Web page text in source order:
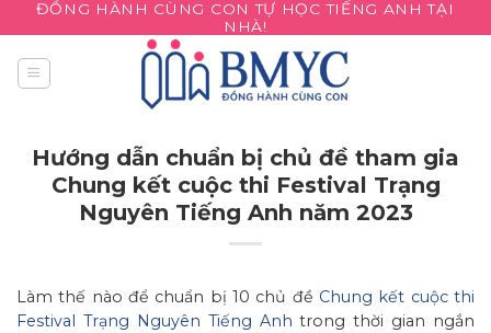
to
content
ĐỒNG HÀNH CÙNG CON TỰ HỌC TIẾNG ANH TẠI
NHÀ!
Hướng dẫn chuẩn bị chủ đề tham gia
Chung kết cuộc thi Festival Trạng
Nguyên Tiếng Anh năm 2023
Làm thế nào để chuẩn bị 10 chủ đề Chung kết cuộc thi
Festival Trạng Nguyên Tiếng Anh trong thời gian ngắn